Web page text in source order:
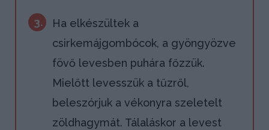
3.
Ha elkészültek a
csirkemájgombócok, a gyöngyözve
fövő levesben puhára főzzük.
Mielőtt levesszük a tűzről,
beleszórjuk a vékonyra szeletelt
zöldhagymát. Tálaláskor a levest